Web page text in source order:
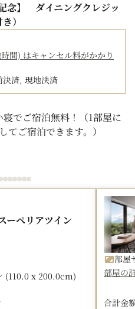
ダイニング）6:30-
での提供となる場合がござ
念】 ダイニングクレジッ
）
間) はキャンセル料がかかり
決済, 現地決済
でご宿泊無料！（1部屋に
てご宿泊できます。）
うみんプランをご用意いた
付けで、チェックアウトの際
活かしたお料理や、近隣エリ
ウィスキー、日本酒など、
しております。
ーペリアツイン
(110.0 x 200.0cm)
部屋
部屋の
合計金